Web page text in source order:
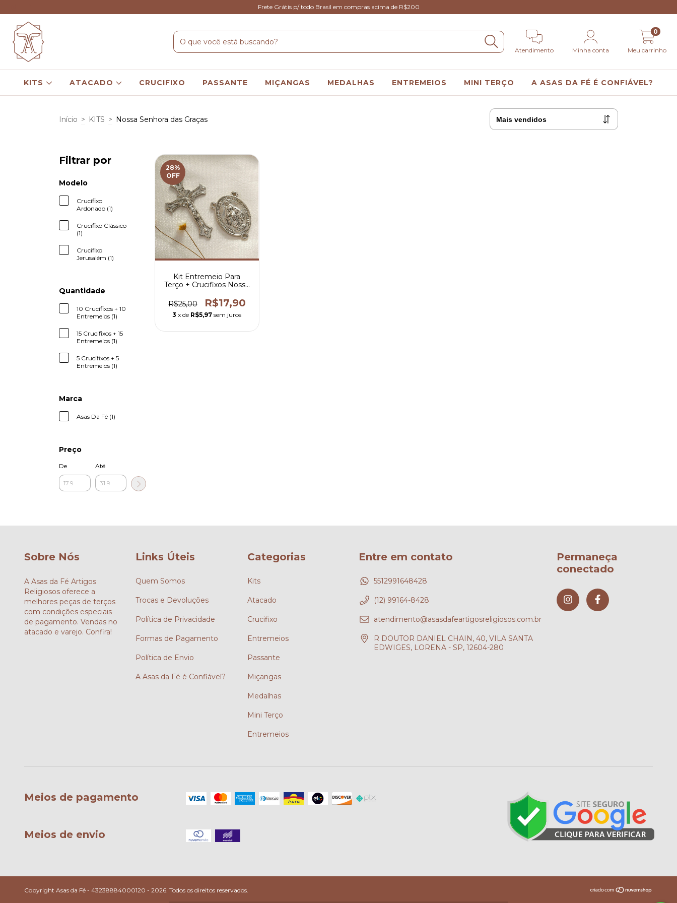
Frete Grátis p/ todo Brasil em compras acima de R$200
Atendimento Minha conta Meu carrinho
0
KITS ATACADO CRUCIFIXO PASSANTE MIÇANGAS MEDALHAS ENTREMEIOS MINI TERÇO A ASAS DA FÉ É CONFIÁVEL?
Início > KITS > Nossa Senhora das Graças
Filtrar por
Modelo
Crucifixo
Ardonado (1)
Crucifixo Clássico
(1)
Crucifixo
Jerusalém (1)
Quantidade
10 Crucifixos + 10
Entremeios (1)
15 Crucifixos + 15
Entremeios (1)
5 Crucifixos + 5
Entremeios (1)
Marca
Asas Da Fé (1)
Preço
De Até
28%
OFF
Kit Entremeio Para
Terço + Crucifixos Nossa
R$25,00
R$17,90
3 x de R$5,97 sem juros
Sobre Nós
A Asas da Fé Artigos
Religiosos oferece a
melhores peças de terços
com condições especiais
de pagamento. Vendas no
atacado e varejo. Confira!
Links Úteis
Quem Somos
Trocas e Devoluções
Política de Privacidade
Formas de Pagamento
Política de Envio
A Asas da Fé é Confiável?
Categorias
Kits
Atacado
Crucifixo
Entremeios
Passante
Miçangas
Medalhas
Mini Terço
Entremeios
Entre em contato
5512991648428
(12) 99164-8428
atendimento@asasdafeartigosreligiosos.com.br
R DOUTOR DANIEL CHAIN, 40, VILA SANTA
EDWIGES, LORENA - SP, 12604-280
Permaneça
conectado
Meios de pagamento
Meios de envio
Copyright Asas da Fé - 43238884000120 - 2026. Todos os direitos reservados.